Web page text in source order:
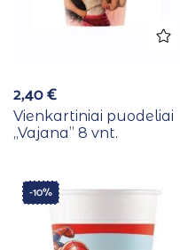
2,40€
Vienkartiniai puodeliai
,,Vajana” 8 vnt.
-10%